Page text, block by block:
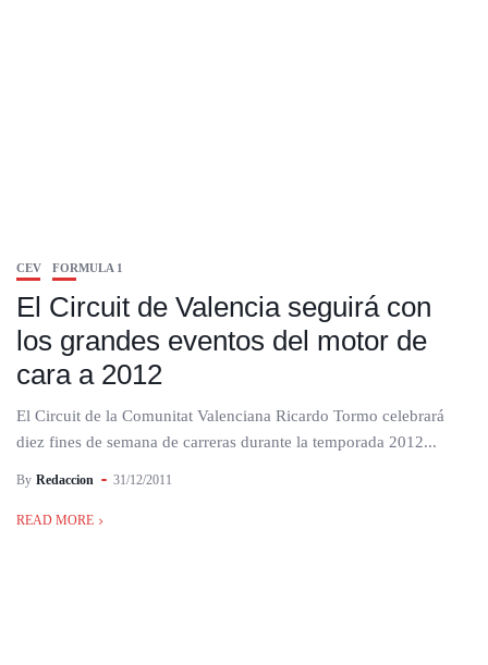
CEV FORMULA 1
El Circuit de Valencia seguirá con
los grandes eventos del motor de
cara a 2012
El Circuit de la Comunitat Valenciana Ricardo Tormo celebrará
diez fines de semana de carreras durante la temporada 2012...
By Redaccion 31/12/2011
READ MORE